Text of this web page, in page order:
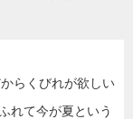
らくびれが欲しい
れて今が夏という